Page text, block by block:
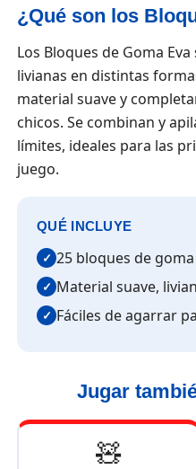
¿Qué son los
Los Bloques de Goma
livianas en distintas
material suave y
chicos. Se combinan y
límites, ideales para las
juego.
QUÉ INCLUYE
✓ 25 bloques de
✓ Material suave,
✓ Fáciles de agarrar
Jugar
🧸